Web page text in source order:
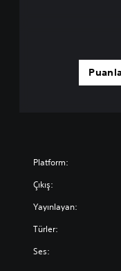
Platform:
Çıkış:
Yayınlayan:
Türler:
Ses: